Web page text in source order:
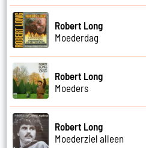
Robert Long
Moederdag
Robert Long
Moeders
Robert Long
Moederziel alleen